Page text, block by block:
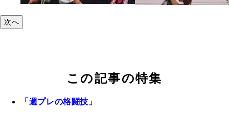
次へ
この記事の特集
「週プレの格闘技」